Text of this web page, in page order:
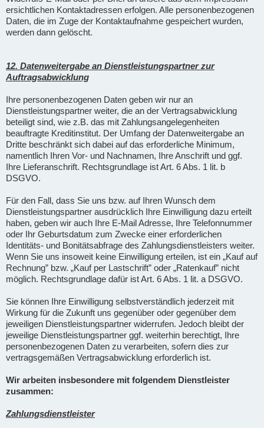
ersichtlichen Kontaktadressen erfolgen. Alle personenbezogenen
Daten, die im Zuge der Kontaktaufnahme gespeichert wurden,
werden dann gelöscht.
12. Datenweitergabe an Dienstleistungspartner zur
Auftragsabwicklung
Ihre personenbezogenen Daten geben wir nur an
Dienstleistungspartner weiter, die an der Vertragsabwicklung
beteiligt sind, wie z.B. das mit Zahlungsangelegenheiten
beauftragte Kreditinstitut. Der Umfang der Datenweitergabe an
Dritte beschränkt sich dabei auf das erforderliche Minimum,
namentlich Ihren Vor- und Nachnamen, Ihre Anschrift und ggf.
Ihre Lieferanschrift. Rechtsgrundlage ist Art. 6 Abs. 1 lit. b
DSGVO.
Für den Fall, dass Sie uns bzw. auf Ihren Wunsch dem
Dienstleistungspartner ausdrücklich Ihre Einwilligung dazu erteilt
haben, geben wir auch Ihre E-Mail Adresse, Ihre Telefonnummer
oder Ihr Geburtsdatum zum Zwecke einer erforderlichen
Identitäts- und Bonitätsabfrage des Zahlungsdienstleisters weiter.
Wenn Sie uns insoweit keine Einwilligung erteilen, ist ein „Kauf auf
Rechnung” bzw. „Kauf per Lastschrift” oder „Ratenkauf” nicht
möglich. Rechtsgrundlage dafür ist Art. 6 Abs. 1 lit. a DSGVO.
Sie können Ihre Einwilligung selbstverständlich jederzeit mit
Wirkung für die Zukunft uns gegenüber oder gegenüber dem
jeweiligen Dienstleistungspartner widerrufen. Jedoch bleibt der
jeweilige Dienstleistungspartner ggf. weiterhin berechtigt, Ihre
personenbezogenen Daten zu verarbeiten, sofern dies zur
vertragsgemäßen Vertragsabwicklung erforderlich ist.
Wir arbeiten insbesondere mit folgendem Dienstleister
zusammen:
Zahlungsdienstleister